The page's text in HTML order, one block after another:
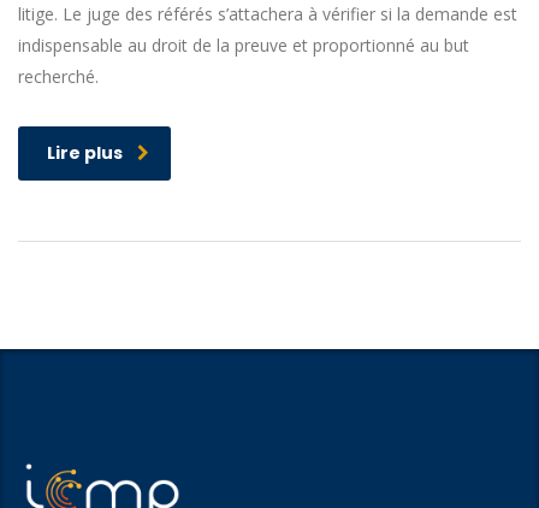
litige. Le juge des référés s’attachera à vérifier si la demande est
indispensable au droit de la preuve et proportionné au but
recherché.
Lire plus